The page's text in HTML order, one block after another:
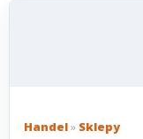
Handel» Sklepy